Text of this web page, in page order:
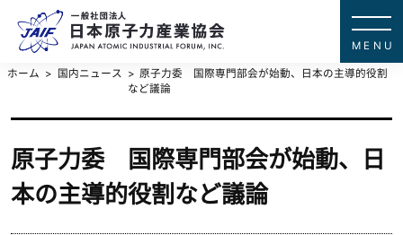
ホーム 国内ニュース
原子力委 国際専門部会が始動、日本の主導的役割
など議論
原子力委 国際専門部会が始動、日
本の主導的役割など議論